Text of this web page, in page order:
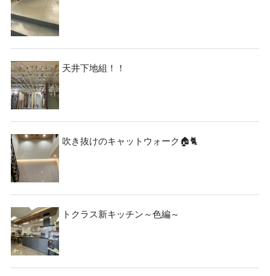
天井下地組！！
吹き抜けのキャットウォーク🏠🐈
トクラス新キッチン～色編～